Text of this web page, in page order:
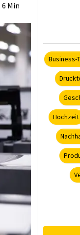
6 Min
Business-
Hochzeit